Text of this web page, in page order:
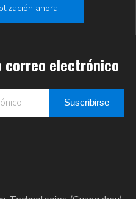
ahora
correo electrónico
Suscribirse